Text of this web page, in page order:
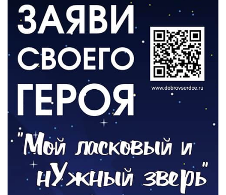
ВЛАСТЬ
«Второй старт» для ветеранов СВО
РАЗЪЯСНЯЕМ
Контракт с новой выплатой
05.08.2026